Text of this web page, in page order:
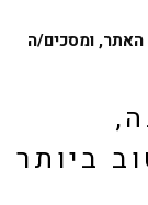
ומסכים/ה
ביותר